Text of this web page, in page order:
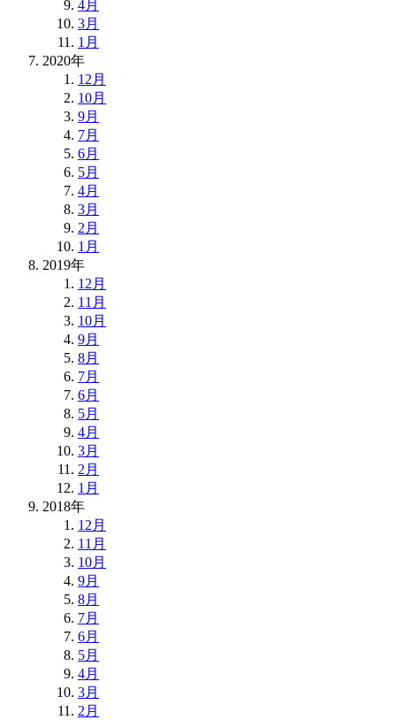
4月
3月
1月
2020年
12月
10月
9月
7月
6月
5月
4月
3月
2月
1月
2019年
12月
11月
10月
9月
8月
7月
6月
5月
4月
3月
2月
1月
2018年
12月
11月
10月
9月
8月
7月
6月
5月
4月
3月
2月